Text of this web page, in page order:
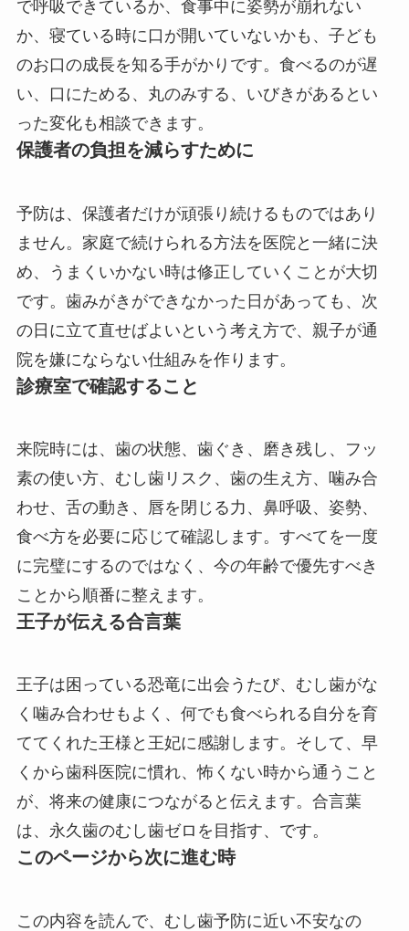
で呼吸できているか、食事中に姿勢が崩れない
か、寝ている時に口が開いていないかも、子ども
のお口の成長を知る手がかりです。食べるのが遅
い、口にためる、丸のみする、いびきがあるとい
った変化も相談できます。
保護者の負担を減らすために
予防は、保護者だけが頑張り続けるものではあり
ません。家庭で続けられる方法を医院と一緒に決
め、うまくいかない時は修正していくことが大切
です。歯みがきができなかった日があっても、次
の日に立て直せばよいという考え方で、親子が通
院を嫌にならない仕組みを作ります。
診療室で確認すること
来院時には、歯の状態、歯ぐき、磨き残し、フッ
素の使い方、むし歯リスク、歯の生え方、噛み合
わせ、舌の動き、唇を閉じる力、鼻呼吸、姿勢、
食べ方を必要に応じて確認します。すべてを一度
に完璧にするのではなく、今の年齢で優先すべき
ことから順番に整えます。
王子が伝える合言葉
王子は困っている恐竜に出会うたび、むし歯がな
く噛み合わせもよく、何でも食べられる自分を育
ててくれた王様と王妃に感謝します。そして、早
くから歯科医院に慣れ、怖くない時から通うこと
が、将来の健康につながると伝えます。合言葉
は、永久歯のむし歯ゼロを目指す、です。
このページから次に進む時
この内容を読んで、むし歯予防に近い不安なの